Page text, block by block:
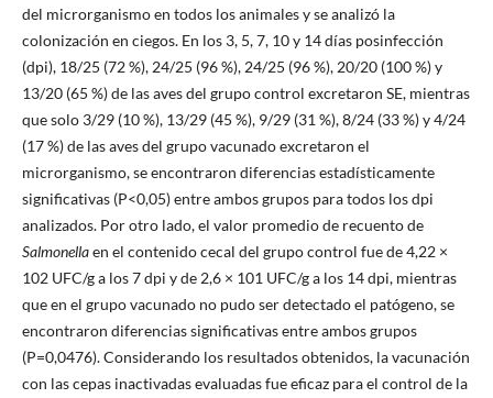
del microrganismo en todos los animales y se analizó la
colonización en ciegos. En los 3, 5, 7, 10 y 14 días posinfección
(dpi), 18/25 (72 %), 24/25 (96 %), 24/25 (96 %), 20/20 (100 %) y
13/20 (65 %) de las aves del grupo control excretaron SE, mientras
que solo 3/29 (10 %), 13/29 (45 %), 9/29 (31 %), 8/24 (33 %) y 4/24
(17 %) de las aves del grupo vacunado excretaron el
microrganismo, se encontraron diferencias estadísticamente
significativas (P<0,05) entre ambos grupos para todos los dpi
analizados. Por otro lado, el valor promedio de recuento de
Salmonellaen el contenido cecal del grupo control fue de 4,22 ×
102 UFC/g a los 7 dpi y de 2,6 × 101 UFC/g a los 14 dpi, mientras
que en el grupo vacunado no pudo ser detectado el patógeno, se
encontraron diferencias significativas entre ambos grupos
(P=0,0476). Considerando los resultados obtenidos, la vacunación
con las cepas inactivadas evaluadas fue eficaz para el control de la